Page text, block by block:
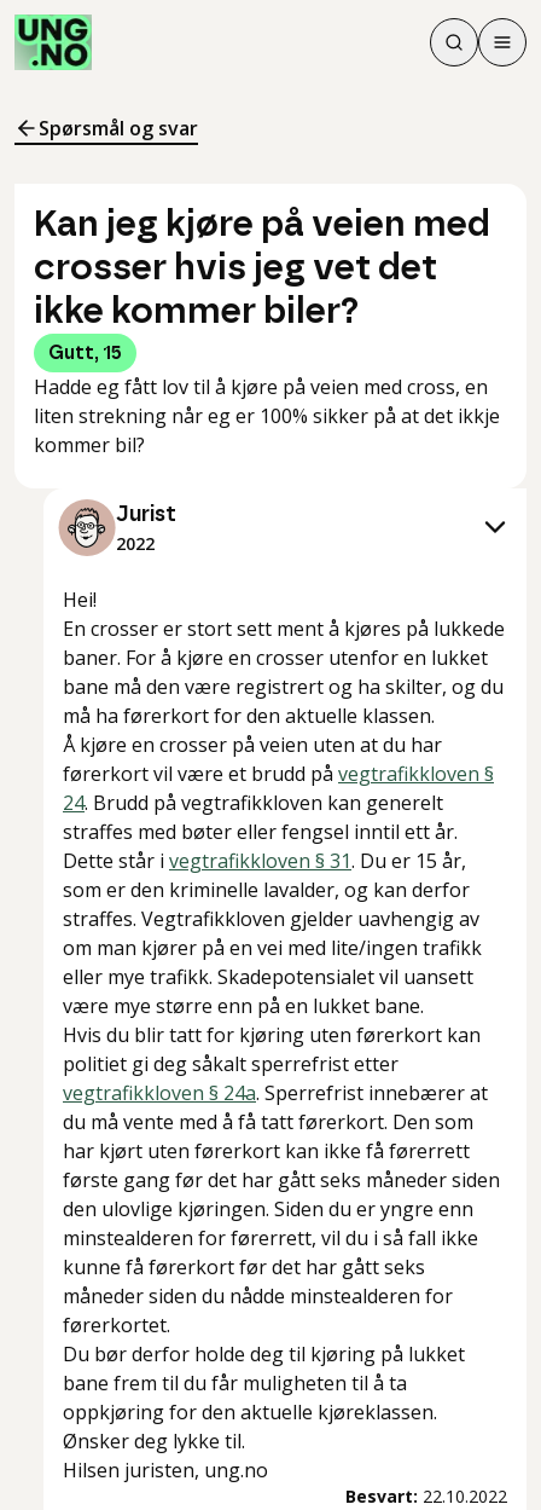
Søk
Søk
Meny
Spørsmål og svar
Kan jeg kjøre på veien med
crosser hvis jeg vet det
ikke kommer biler?
Gutt, 15
Hadde eg fått lov til å kjøre på veien med cross, en
liten strekning når eg er 100% sikker på at det ikkje
kommer bil?
Jurist
2022
Hei!
En crosser er stort sett ment å kjøres på lukkede
baner. For å kjøre en crosser utenfor en lukket
bane må den være registrert og ha skilter, og du
må ha førerkort for den aktuelle klassen.
Å kjøre en crosser på veien uten at du har
førerkort vil være et brudd på vegtrafikkloven §
24. Brudd på vegtrafikkloven kan generelt
straffes med bøter eller fengsel inntil ett år.
Dette står i vegtrafikkloven § 31. Du er 15 år,
som er den kriminelle lavalder, og kan derfor
straffes. Vegtrafikkloven gjelder uavhengig av
om man kjører på en vei med lite/ingen trafikk
eller mye trafikk. Skadepotensialet vil uansett
være mye større enn på en lukket bane.
Hvis du blir tatt for kjøring uten førerkort kan
politiet gi deg såkalt sperrefrist etter
vegtrafikkloven § 24a. Sperrefrist innebærer at
du må vente med å få tatt førerkort. Den som
har kjørt uten førerkort kan ikke få førerrett
første gang før det har gått seks måneder siden
den ulovlige kjøringen. Siden du er yngre enn
minstealderen for førerrett, vil du i så fall ikke
kunne få førerkort før det har gått seks
måneder siden du nådde minstealderen for
førerkortet.
Du bør derfor holde deg til kjøring på lukket
bane frem til du får muligheten til å ta
oppkjøring for den aktuelle kjøreklassen.
Ønsker deg lykke til.
Hilsen juristen, ung.no
Besvart: 22.10.2022